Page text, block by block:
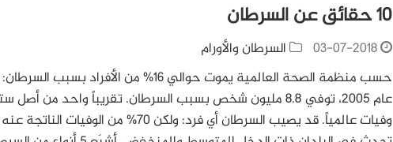
10 حقائق عن السرطان
03-07-2018
السرطان والأورام
حسب منظمة الصحة العالمية يموت حوالي 16% من الأفراد بسبب
عام 2005، توفي 8.8 مليون شخص بسبب السرطان. تقريباً واحد من أصل
وفيات عالمياً. قد يصيب السرطان أي فرد: ولكن 70% من الوفيات الناتجة عنه